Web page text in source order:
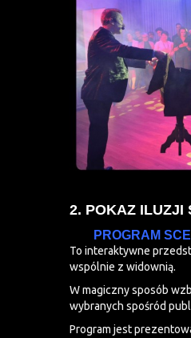
2. POKAZ ILUZJI
PROGRAM
To interaktywne
wspólnie z widownią.
W magiczny sposób
wybranych spośród
Program jest